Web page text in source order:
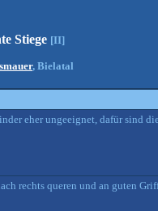
Stiege [II]
, Bielatal
eher ungeeignet, dafür sind
rechts queren und an guten